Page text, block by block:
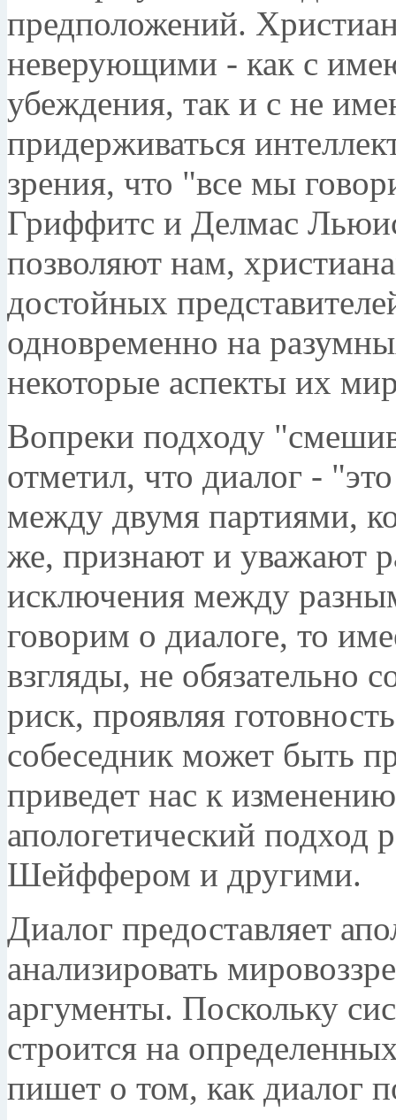
предположений.
неверующими - как с
убеждения, так и с не
придерживаться
зрения, что "все мы
Гриффитс и Делмас
позволяют нам,
достойных
одновременно на
некоторые аспекты их
Вопреки подходу
отметил, что диалог -
между двумя партиями,
же, признают и уважают
исключения между
говорим о диалоге, то
взгляды, не обязательно
риск, проявляя
собеседник может быть
приведет нас к
апологетический подход
Шейффером и другими.
Диалог предоставляет
анализировать
аргументы. Поскольку
строится на
пишет о том, как диалог